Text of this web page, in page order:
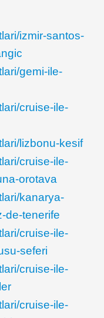
izmir-santos-
gemi-ile-
cruise-ile-
lizbonu-kesif
cruise-ile-
orotava
kanarya-
de-tenerife
cruise-ile-
seferi
cruise-ile-
cruise-ile-